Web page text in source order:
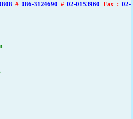
#086-3124690 #02-0153960 Fax :02-